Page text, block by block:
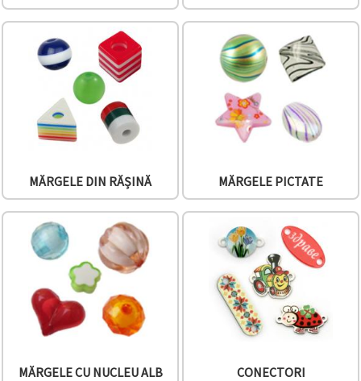
MĂRGELE DIN RĂȘINĂ MĂRGELE PICTATE
MĂRGELE CU NUCLEU ALB CONECTORI